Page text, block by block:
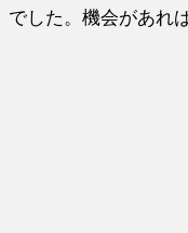
でした。機会があれ